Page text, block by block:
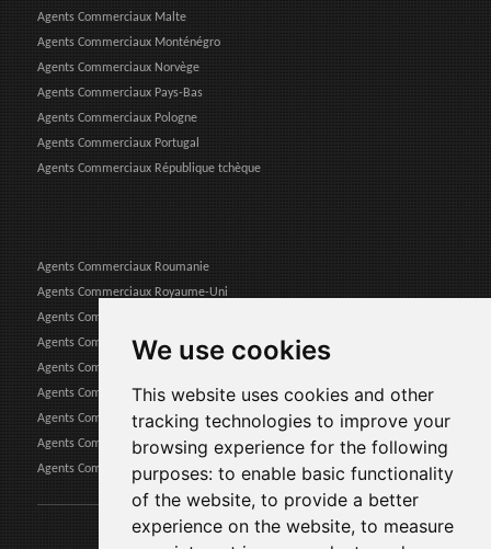
We use cookies
This website uses cookies and other
tracking technologies to improve your
browsing experience for the following
purposes: to enable basic functionality
of the website, to provide a better
experience on the website, to measure
Agents Commerciaux Malte
Agents Commerciaux Monténégro
Agents Commerciaux Norvège
Agents Commerciaux Pays-Bas
Agents Commerciaux Pologne
Agents Commerciaux Portugal
Agents Commerciaux République tchèque
Agents Commerciaux Roumanie
Agents Commerciaux Royaume-Uni
Agents Commerciaux Serbie
Agents Commerciaux Slovaquie
Agents Commerciaux Slovénie
Agents Commerciaux Suède
Agents Commerciaux Suisse
Agents Commerciaux Turquie
Agents Commerciaux Ukraine